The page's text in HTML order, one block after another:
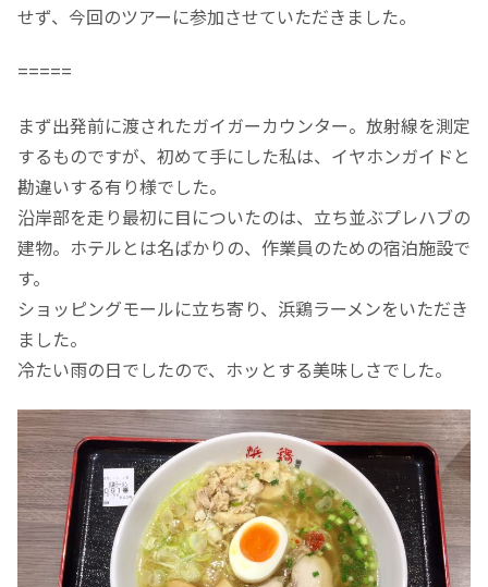
せず、今回のツアーに参加させていただきました。
=====
まず出発前に渡されたガイガーカウンター。放射線を測定
するものですが、初めて手にした私は、イヤホンガイドと
勘違いする有り様でした。
沿岸部を走り最初に目についたのは、立ち並ぶプレハブの
建物。ホテルとは名ばかりの、作業員のための宿泊施設で
す。
ショッピングモールに立ち寄り、浜鶏ラーメンをいただき
ました。
冷たい雨の日でしたので、ホッとする美味しさでした。